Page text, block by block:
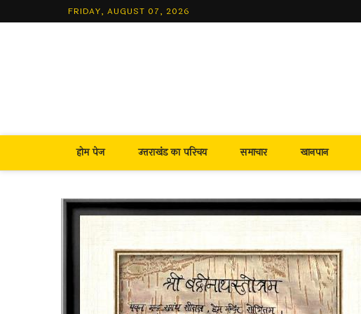
to
FRIDAY, AUGUST 07, 2026
होम पेज उत्तराखंड का परिचय समाचार खानपान